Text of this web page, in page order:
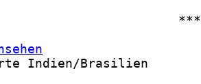
***
Indien/Brasilien